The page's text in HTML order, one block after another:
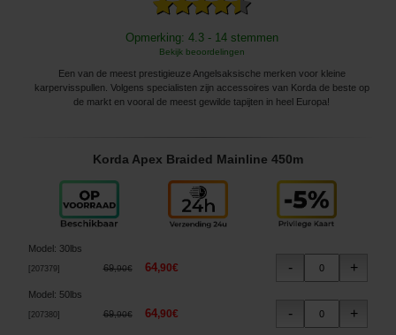
Opmerking: 4.3 - 14 stemmen
Bekijk beoordelingen
Een van de meest prestigieuze Angelsaksische merken voor kleine
karpervisspullen. Volgens specialisten zijn accessoires van Korda de beste op
de markt en vooral de meest gewilde tapijten in heel Europa!
Korda Apex Braided Mainline 450m
Model : 30lbs
207379] 69,90€ 64,90€
Model : 50lbs
207380] 69,90€ 64,90€